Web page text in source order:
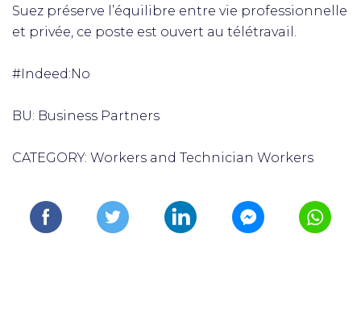
Suez préserve l’équilibre entre vie professionnelle
et privée, ce poste est ouvert au télétravail.
#Indeed:No
BU: Business Partners
CATEGORY: Workers and Technician Workers